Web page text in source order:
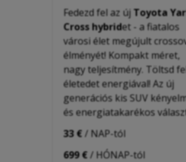
Fedezd fel az újToyota
Cross hybridet - a fiatalos
városi élet megújult
élményét! Kompakt méret,
nagy teljesítmény. Töltsd
életedet energiával!Az új
generációs kis SUV
és energiatakarékos
33 €/ NAP-tól
699 €/ HÓNAP-tól